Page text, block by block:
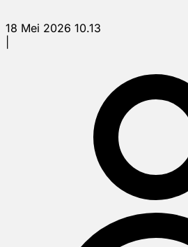
18 Mei 2026 10.13